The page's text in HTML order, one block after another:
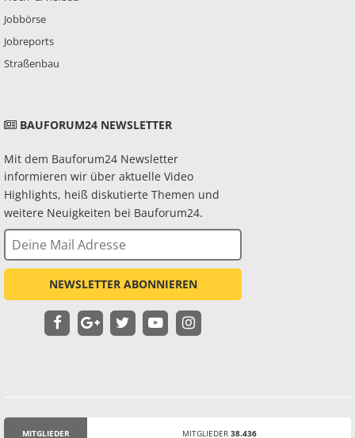
Jobbörse
Jobreports
Straßenbau
BAUFORUM24 NEWSLETTER
Mit dem Bauforum24 Newsletter
informieren wir über aktuelle Video
Highlights, heiß diskutierte Themen und
weitere Neuigkeiten bei Bauforum24.
NEWSLETTER ABONNIEREN
MITGLIEDER MITGLIEDER 38.436